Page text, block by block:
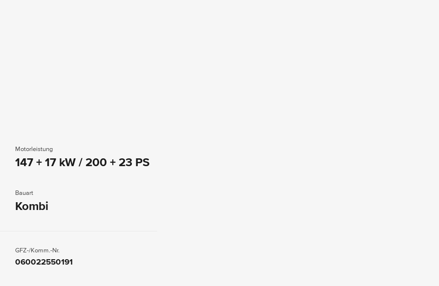
Motorleistung
147 + 17 kW / 200 + 23 PS
Bauart
Kombi
GFZ-/Komm.-Nr.
060022550191